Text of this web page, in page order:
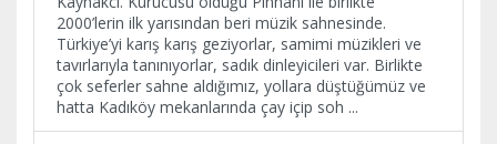
2000’lerin ilk yarısından beri müzik sahnesinde.
Türkiye’yi karış karış geziyorlar, samimi müzikleri ve
tavırlarıyla tanınıyorlar, sadık dinleyicileri var. Birlikte
çok seferler sahne aldığımız, yollara düştüğümüz ve
hatta Kadıköy mekanlarında çay içip soh ...